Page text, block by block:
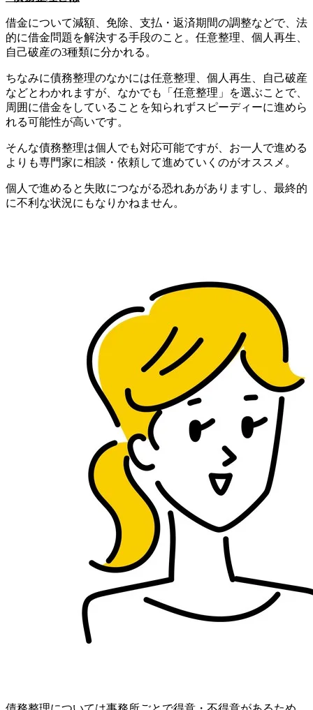
借金について減額、免除、支払・返済期間の調整などで、法
的に借金問題を解決する手段のこと。任意整理、個人再生、
自己破産の3種類に分かれる。
ちなみに債務整理のなかには任意整理、個人再生、自己破産
などとわかれますが、なかでも「任意整理」を選ぶことで、
周囲に借金をしていることを知られずスピーディーに進めら
れる可能性が高いです。
そんな債務整理は個人でも対応可能ですが、お一人で進める
よりも専門家に相談・依頼して進めていくのがオススメ。
個人で進めると失敗につながる恐れあがありますし、最終的
に不利な状況にもなりかねません。